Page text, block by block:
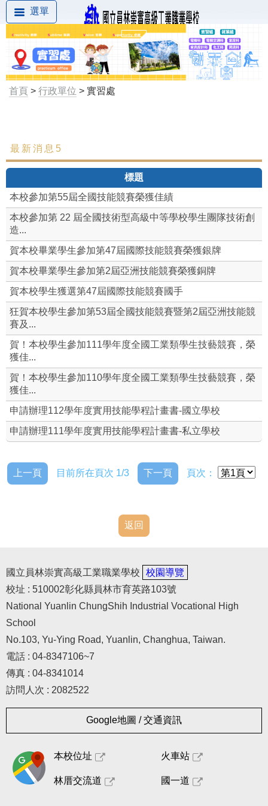
選單
首頁 > 行政單位 > 實習處
最新消息
工作職掌
實習組
就業輔導組
校外職場參觀
全國技術士技能檢定
全國工科技藝競賽資源站
即測即評網
最新消息5
標題
本校參加第55屆全國技能競賽榮獲佳績
本校參加第 22 屆全國技術型高級中等學校學生團隊技術創
造...
賀本校畢業學生參加第47屆國際技能競賽榮獲銀牌
賀本校畢業學生參加第2屆亞洲技能競賽榮獲銅牌
賀本校學生獲選第47屆國際技能競賽國手
狂賀本校學生參加第53屆全國技能競賽暨第2屆亞洲技能競
賽及...
賀！本校學生參加111學年度全國工業類學生技藝競賽，榮
獲佳...
賀！本校學生參加110學年度全國工業類學生技藝競賽，榮
獲佳...
申請辦理112學年度實用技能學程計畫書-國立學校
申請辦理111學年度實用技能學程計畫書-私立學校
上一頁 目前所在頁次 1/3 下一頁 頁次：
返回
國立員林崇實高級工業職業學校
校園導覽
校址 : 510002彰化縣員林市育英路103號
National Yuanlin ChungShih Industrial Vocational High
School
No.103, Yu-Ying Road, Yuanlin, Changhua, Taiwan.
電話 : 04-8347106~7
傳真 : 04-8341014
訪問人次 : 2082522
Google地圖 / 交通資訊
本校位址 火車站
林厝交流道 國一道